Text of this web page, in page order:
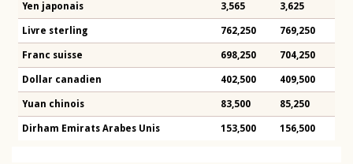
Yen japonais 3,565 3,625
Livre sterling 762,250 769,250
Franc suisse 698,250 704,250
Dollar canadien 402,500 409,500
Yuan chinois 83,500 85,250
Dirham Emirats Arabes Unis 153,500 156,500